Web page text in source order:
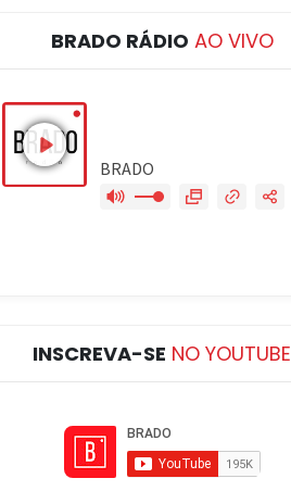
BRADO RÁDIO AO VIVO
INSCREVA-SE NO YOUTUBE